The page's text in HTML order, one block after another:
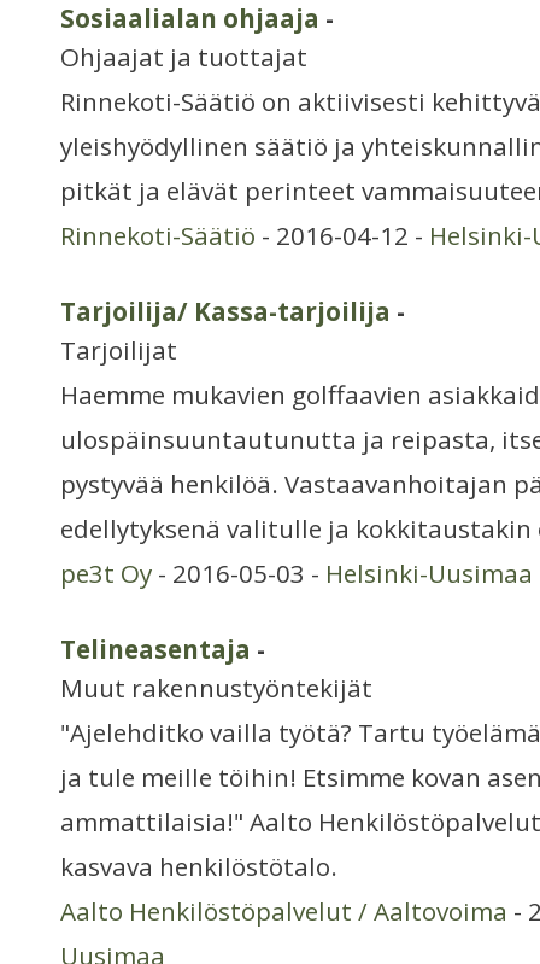
Sosiaalialan ohjaaja -
Ohjaajat ja tuottajat
Rinnekoti-Säätiö on aktiivisesti
yleishyödyllinen säätiö ja
pitkät ja elävät perinteet
Rinnekoti-Säätiö - 2016-04-12 -
Tarjoilija/ Kassa-tarjoilija -
Tarjoilijat
Haemme mukavien golffaavien
ulospäinsuuntautunutta ja reipasta,
pystyvää henkilöä. Vastaavanhoitajan
edellytyksenä valitulle ja kokkitaustakin
pe3t Oy - 2016-05-03 - Helsinki-Uusimaa
Telineasentaja -
Muut rakennustyöntekijät
"Ajelehditko vailla työtä? Tartu
ja tule meille töihin! Etsimme kovan
ammattilaisia!" Aalto
kasvava henkilöstötalo.
Aalto Henkilöstöpalvelut / Aaltovoima -
Uusimaa